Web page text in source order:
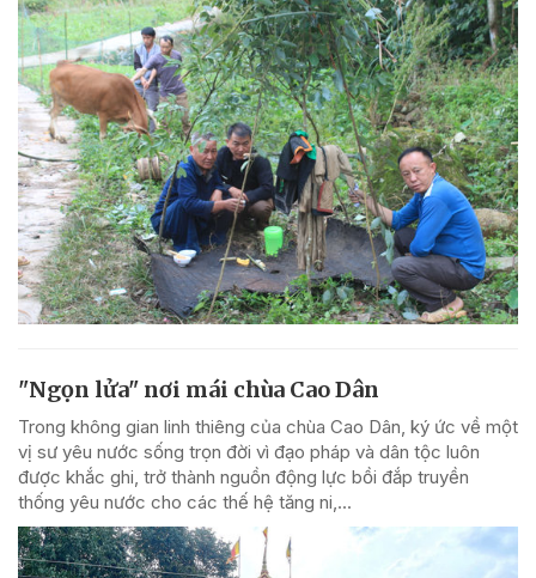
"Ngọn lửa" nơi mái chùa Cao Dân
Trong không gian linh thiêng của chùa Cao Dân, ký ức về một
vị sư yêu nước sống trọn đời vì đạo pháp và dân tộc luôn
được khắc ghi, trở thành nguồn động lực bồi đắp truyền
thống yêu nước cho các thế hệ tăng ni,...